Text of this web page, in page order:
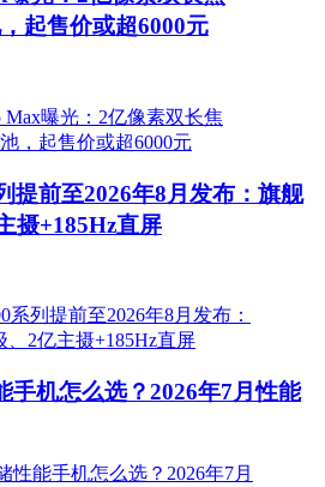
起售价或超6000元
提前至2026年8月发布：旗舰
摄+185Hz直屏
手机怎么选？2026年7月性能